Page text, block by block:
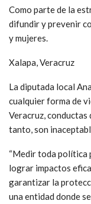
Como parte de la
difundir y prevenir
y mujeres.
Xalapa, Veracruz
La diputada local
cualquier forma de
Veracruz, conductas
tanto, son
“Medir toda política
lograr impactos
garantizar la
una entidad donde